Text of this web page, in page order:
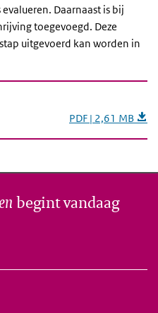
Daarnaast is bij
toegevoegd. Deze
uitgevoerd kan worden in
PDF | 2,61 MB
begint vandaag